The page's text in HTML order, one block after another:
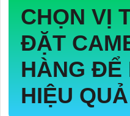
CHỌN VỊ
ĐẶT
HÀNG ĐỂ
HIỆU